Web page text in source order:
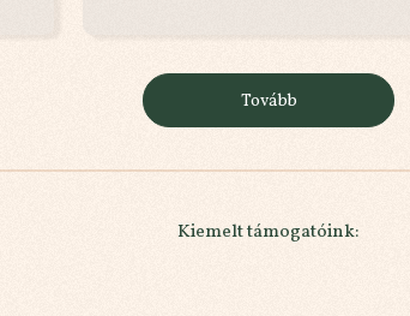
Tovább
Kiemelt támogatóink: